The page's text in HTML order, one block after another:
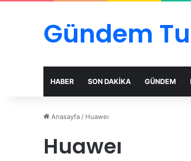
Gündem
HABER SON DAKİKA GÜNDEM
Anasayfa / Huaweı
Huaweı